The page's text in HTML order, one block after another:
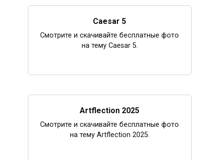
Caesar 5
Смотрите и скачивайте бесплатные фото
на тему Caesar 5.
Artflection 2025
Смотрите и скачивайте бесплатные фото
на тему Artflection 2025.